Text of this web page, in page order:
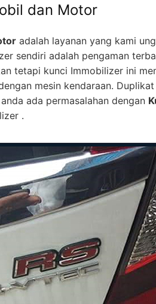
dan Motor
adalah layanan yang kami
sendiri adalah pengaman
tetapi kunci Immobilizer ini
mesin kendaraan.
ada permasalahan dengan
.